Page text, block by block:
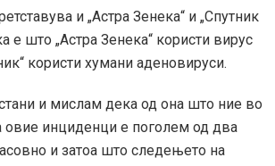
и „Астра Зенека“ и „Спутник
е што „Астра Зенека“ користи вирус
користи хумани аденовируси.
и мислам дека од она што ние во
овие инциденци е поголем од два
и затоа што следењето на